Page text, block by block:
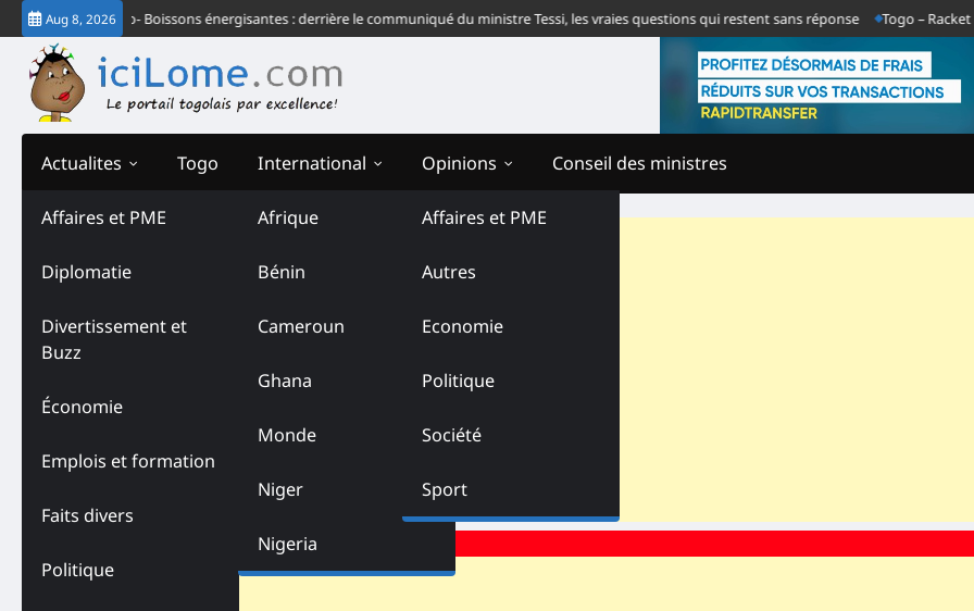
Skip
to
content
Aug 8, 2026
matin Togo- Boissons énergisantes : derrière le communiqué du ministre Tessi, les vraies questions qui restent sans réponse Togo – Racket
Actualites
Affaires et PME
Diplomatie
Divertissement et
Buzz
Économie
Emplois et formation
Faits divers
Politique
Togo International
Afrique
Bénin
Cameroun
Ghana
Monde
Niger
Nigeria
Opinions
Affaires et PME
Autres
Economie
Politique
Société
Sport
Conseil des ministres